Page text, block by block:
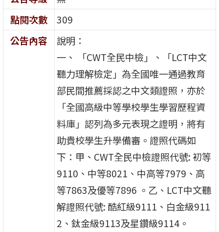
點閱次數
309
公告內容
說明：
一、 「CWT全民中檢」、「LCT中文
聽力理解檢定」為全國唯一通過教育
部民間推薦採認之中文類證照，亦於
「全國高級中等學校學生學習歷程資
料庫」認列為多元表現之證明，將有
助貴校學生升學備審。證照代碼如
下：甲、CWT全民中檢證照代號: 初等
9110、中等8021、中高等7979、高
等7863及優等7896 。乙、LCT中文聽
解證照代號: 酷紅級9111、白金級911
2、鈦金級9113及星鑽級9114。